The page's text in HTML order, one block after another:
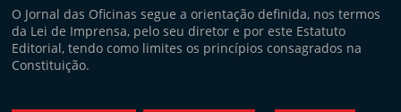
O Jornal das Oficinas segue a orientação definida, nos termos
da Lei de Imprensa, pelo seu diretor e por este Estatuto
Editorial, tendo como limites os princípios consagrados na
Constituição.